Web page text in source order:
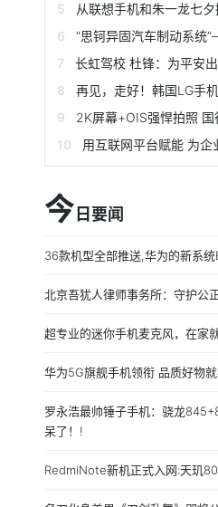
从联想手机和朱一龙七夕撒狗粮，看
“思钶异固汽车制动系统”——陶瓷刹
长虹驾校 杜锋：为平安
再见，走好！韩国LG手机将
2K屏幕+OIS强悍拍照 国行
用互联网平台赋能 为企
今 日要闻
36款机型全部推送,华为的新系统
北京吾犹人律师事务所：守护公
超专业的迷你手机麦克风，在家
华为5G旗舰手机领衔 品质好物
罗永浩最帅锤子手机：骁龙
呆了！!
RedmiNote新机正式入网:天玑